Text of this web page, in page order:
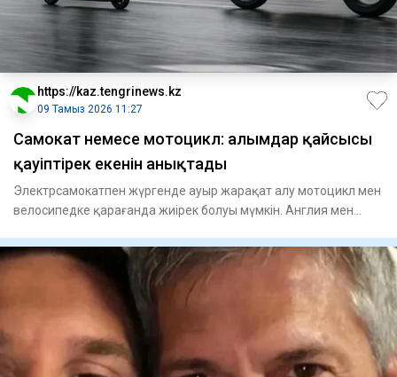
https://kaz.tengrinews.kz
09 Тамыз 2026 11:27
Самокат немесе мотоцикл: ғалымдар қайсысы
қауіптірек екенін анықтады
Электрсамокатпен жүргенде ауыр жарақат алу мотоцикл мен
велосипедке қарағанда жиірек болуы мүмкін. Англия мен